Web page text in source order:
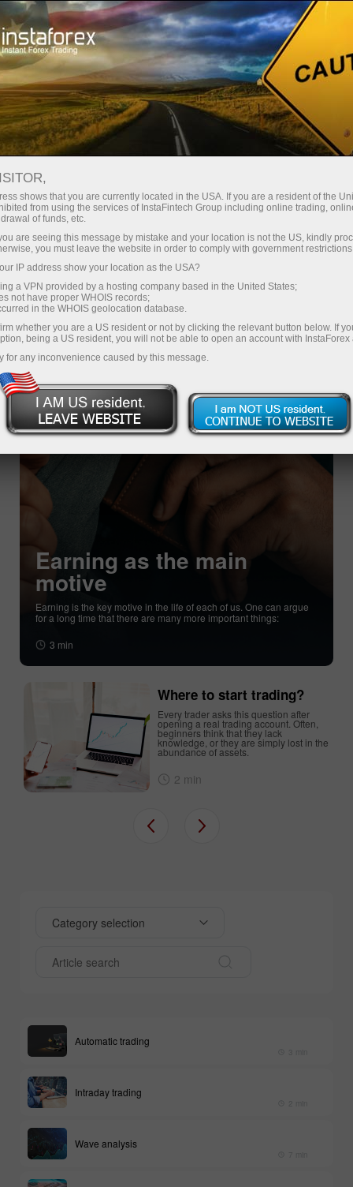
For Beginners Useful Articles about Forex
FOREX FOR BEGINNERS
เปิดบัญชีเทรด
Earning as the main
motive
Earning is the key motive in the life of each of us. One can argue
for a long time that there are many more important things:
3 min
Where to start trading?
Every trader asks this question after
opening a real trading account. Often,
beginners think that they lack
knowledge, or they are simply lost in the
abundance of assets.
2 min
Category selection
Automatic trading
Intraday trading
Wave analysis
shows that you are currently located in the USA. If you are a resident of the
from using the services of InstaFintech Group including online trading,
of funds, etc.
are seeing this message by mistake and your location is not the US, kindly
you must leave the website in order to comply with government
IP address show your location as the USA?
a VPN provided by a hosting company based in the United States;
not have proper WHOIS records;
in the WHOIS geolocation database.
whether you are a US resident or not by clicking the relevant button below. If
being a US resident, you will not be able to open an account with InstaForex
for any inconvenience caused by this message.